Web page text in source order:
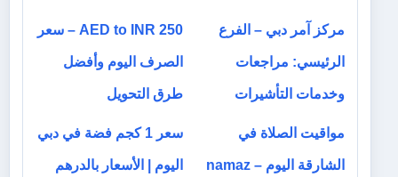
مركز آمر دبي – الفرع
الرئيسي: مراجعات
وخدمات التأشيرات
250 AED to INR – سعر
الصرف اليوم وأفضل
طرق التحويل
مواقيت الصلاة في
الشارقة اليوم – namaz
سعر 1 كجم فضة في دبي
اليوم | الأسعار بالدرهم